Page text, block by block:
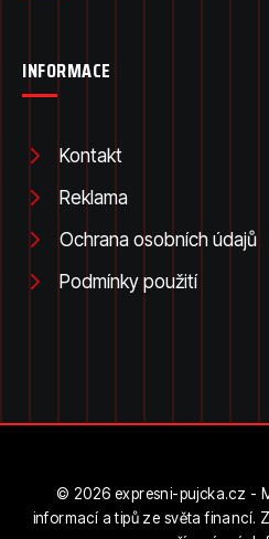
INFORMACE
Kontakt
Reklama
Ochrana osobních údajů
Podmínky použití
© 2026 expresni-pujcka.cz -
informací a tipů ze světa financí.